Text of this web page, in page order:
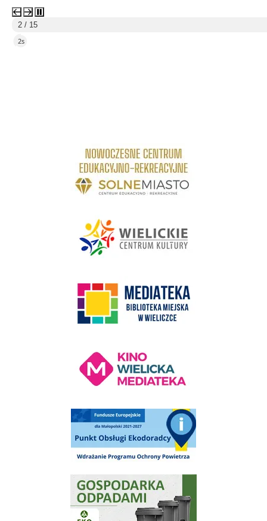
3 / 15
5s
link do strony Centrum Edukacyjno Rekreacyjne
Punkt Obsługi Ekodoradcy Wieliczka
Gospodarka odpadami na terenie Miasta i Gminy Wieliczka